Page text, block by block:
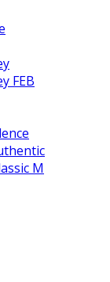
FEB
M